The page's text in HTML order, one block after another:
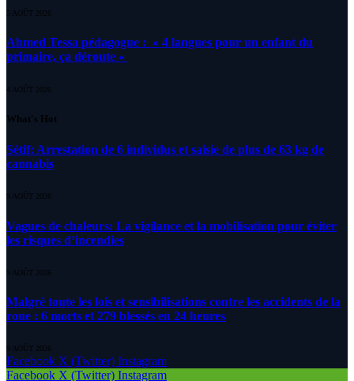
5 AOÛT 2026
Ahmed Tessa pédagogue : » 4 langues pour un enfant du
primaire, ça déroute «
4 AOÛT 2026
What's Hot
Sétif: Arrestation de 6 individus et saisie de plus de 63 kg de
cannabis
9 AOÛT 2026
Vagues de chaleurs: La vigilance et la mobilisation pour éviter
les risques d’incendies
9 AOÛT 2026
Malgré toute les lois et sensibilisations contre les accidents de la
roue : 6 morts et 279 blessés en 24 heures
9 AOÛT 2026
Facebook X (Twitter) Instagram
Facebook X (Twitter) Instagram